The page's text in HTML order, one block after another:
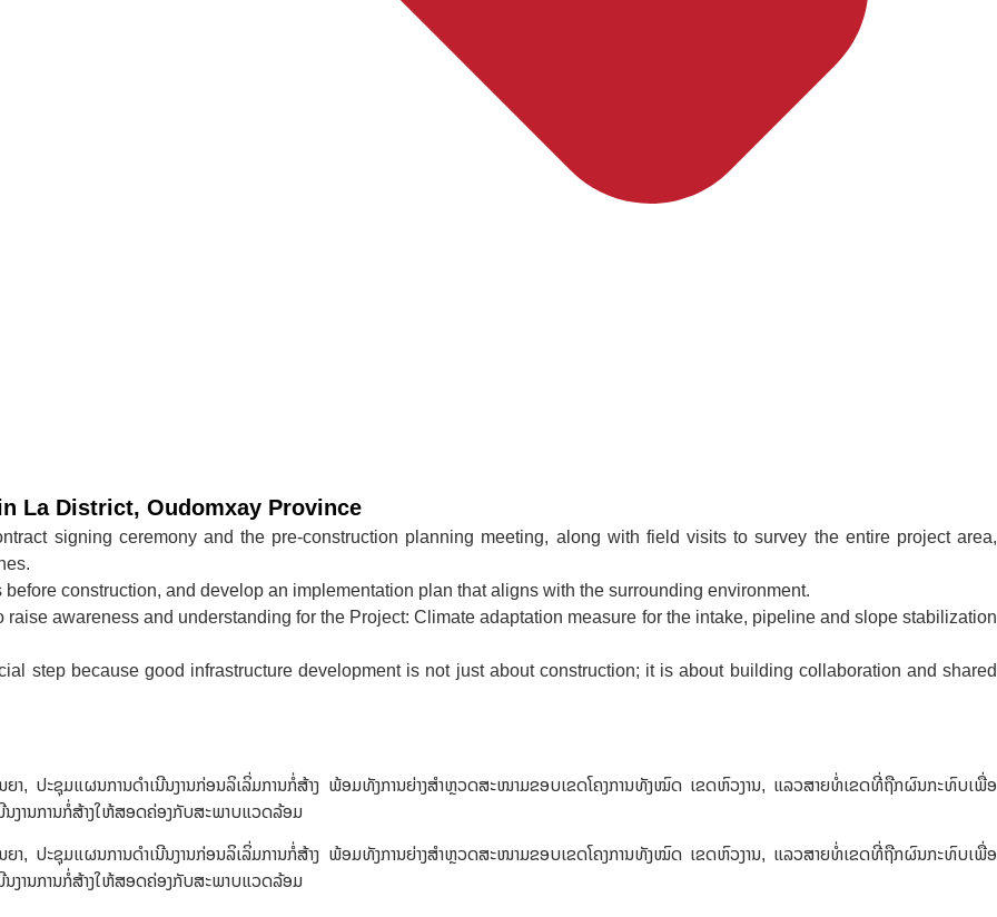
La District, Oudomxay Province
signing ceremony and the pre-construction planning meeting, along with field visits to survey the entire project area,
construction, and develop an implementation plan that aligns with the surrounding environment.
awareness and understanding for the Project: Climate adaptation measure for the intake, pipeline and slope stabilization
step because good infrastructure development is not just about construction; it is about building collaboration and shared
, ປະຊຸມແຜນການດຳເນີນງານກ່ອນລິເລິ່ມການກໍ່ສ້າງ ພ້ອມທັງການຍ່າງສຳຫຼວດສະໜາມຂອບເຂດໂຄງການທັງໝົດ ເຂດຫົວງານ, ແລວສາຍທໍ່ເຂດທີ່ຖືກຜົນກະທົບເພື່ອ
ງານການກໍ່ສ້າງໃຫ້ສອດຄ່ອງກັບສະພາບແວດລ້ອມ
, ປະຊຸມແຜນການດຳເນີນງານກ່ອນລິເລິ່ມການກໍ່ສ້າງ ພ້ອມທັງການຍ່າງສຳຫຼວດສະໜາມຂອບເຂດໂຄງການທັງໝົດ ເຂດຫົວງານ, ແລວສາຍທໍ່ເຂດທີ່ຖືກຜົນກະທົບເພື່ອ
ງານການກໍ່ສ້າງໃຫ້ສອດຄ່ອງກັບສະພາບແວດລ້ອມ